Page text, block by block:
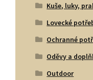
Kuše, luky,
Lovecké
Ochranné
Oděvy a
Outdoor